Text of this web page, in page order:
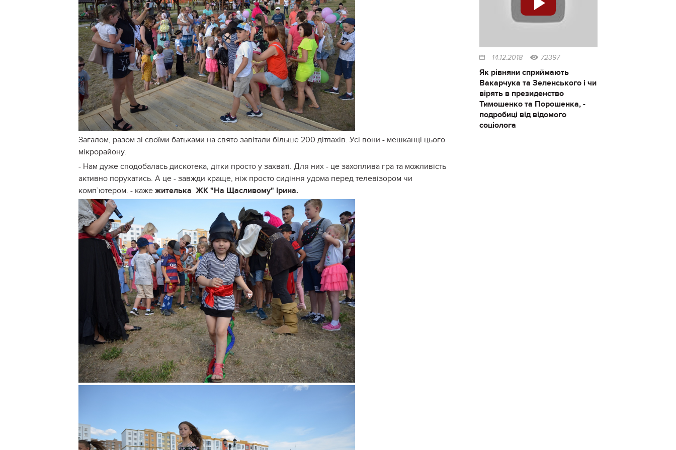
Загалом, разом зі своїми батьками на свято завітали більше 200 дітлахів. Усі вони - мешканці цього
мікрорайону.
- Нам дуже сподобалась дискотека, дітки просто у захваті. Для них - це захоплива гра та можливість
активно порухатись. А це - завжди краще, ніж просто сидіння удома перед телевізором чи
комп`ютером. - каже жителька ЖК "На Щасливому" Ірина.
14.12.2018 72397
Як рівняни сприймають
Вакарчука та Зеленського і чи
вірять в президенство
Тимошенко та Порошенка, -
подробиці від відомого
соціолога